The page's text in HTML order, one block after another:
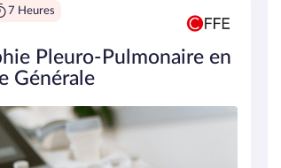
7 Heures
Pleuro-Pulmonaire en
Générale